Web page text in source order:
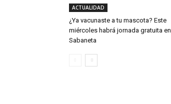
ACTUALIDAD
¿Ya vacunaste a tu mascota? Este
miércoles habrá jornada gratuita en
Sabaneta